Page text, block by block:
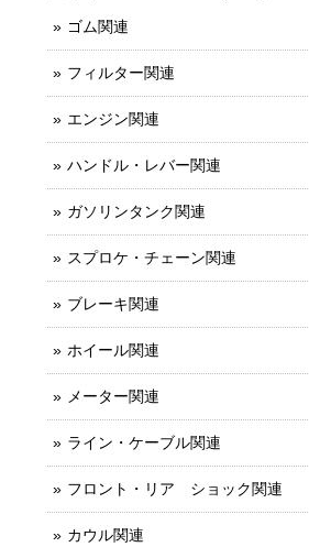
ゴム関連
フィルター関連
エンジン関連
ハンドル・レバー関連
ガソリンタンク関連
スプロケ・チェーン関連
ブレーキ関連
ホイール関連
メーター関連
ライン・ケーブル関連
フロント・リア ショック関連
カウル関連